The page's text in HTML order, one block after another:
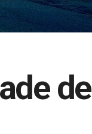
de